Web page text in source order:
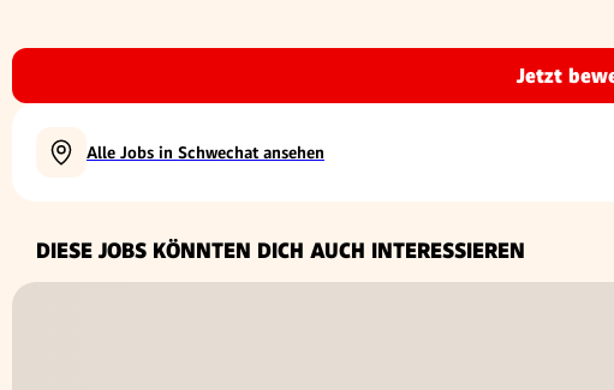
Jetzt
Alle Jobs in Schwechat ansehen
DIESE JOBS KÖNNTEN DICH AUCH INTERESSIEREN